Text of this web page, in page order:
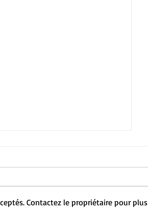
Contactez le propriétaire pour plus